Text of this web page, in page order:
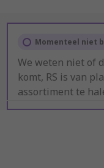
Momenteel niet
We weten niet of
komt, RS is van
assortiment te